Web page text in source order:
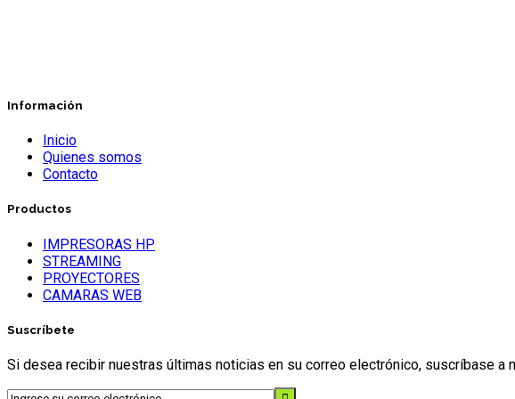
Información
Inicio
Quienes somos
Contacto
Productos
IMPRESORAS HP
STREAMING
PROYECTORES
CAMARAS WEB
Suscríbete
Si desea recibir nuestras últimas noticias en su correo electrónico, suscríbase a